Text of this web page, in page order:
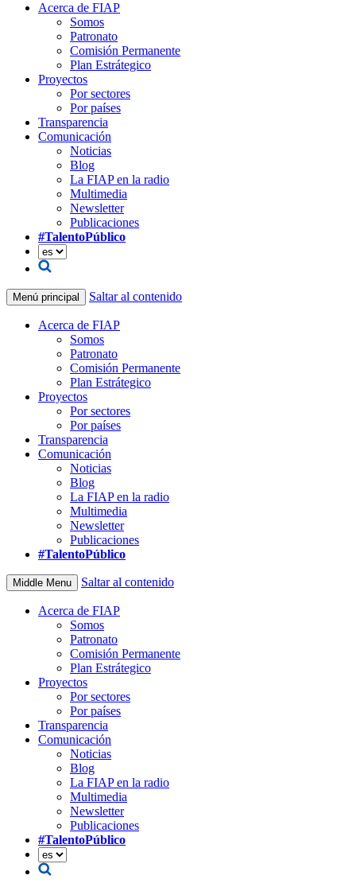
Acerca de FIAP
Somos
Patronato
Comisión Permanente
Plan Estrátegico
Proyectos
Por sectores
Por países
Transparencia
Comunicación
Noticias
Blog
La FIAP en la radio
Multimedia
Newsletter
Publicaciones
#TalentoPúblico
Menú principal Saltar al contenido
Acerca de FIAP
Somos
Patronato
Comisión Permanente
Plan Estrátegico
Proyectos
Por sectores
Por países
Transparencia
Comunicación
Noticias
Blog
La FIAP en la radio
Multimedia
Newsletter
Publicaciones
#TalentoPúblico
Middle Menu Saltar al contenido
Acerca de FIAP
Somos
Patronato
Comisión Permanente
Plan Estrátegico
Proyectos
Por sectores
Por países
Transparencia
Comunicación
Noticias
Blog
La FIAP en la radio
Multimedia
Newsletter
Publicaciones
#TalentoPúblico